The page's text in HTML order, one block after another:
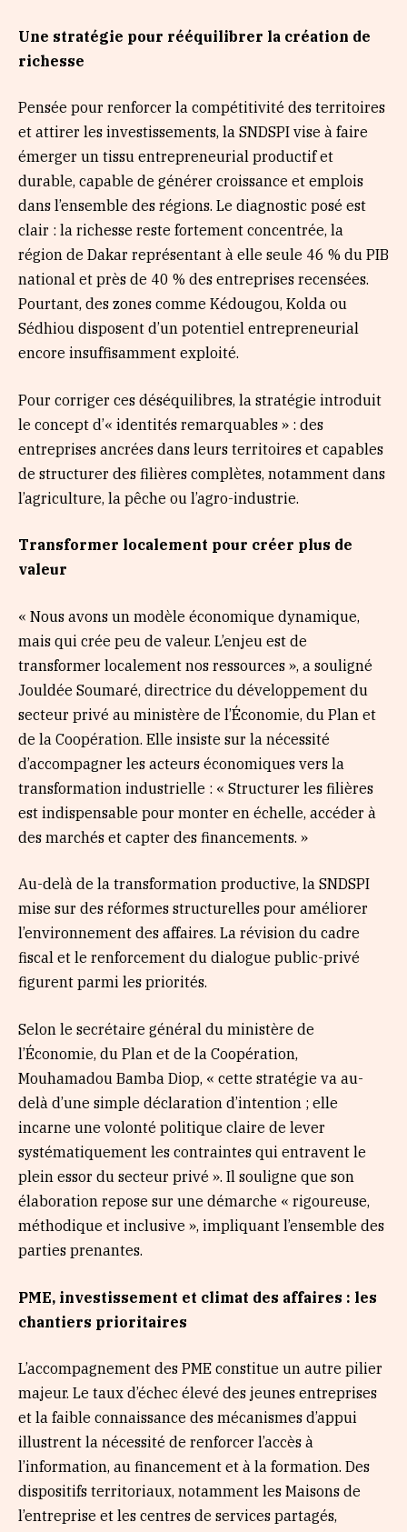
Une stratégie pour rééquilibrer la création de
richesse
Pensée pour renforcer la compétitivité des territoires
et attirer les investissements, la SNDSPI vise à faire
émerger un tissu entrepreneurial productif et
durable, capable de générer croissance et emplois
dans l’ensemble des régions. Le diagnostic posé est
clair : la richesse reste fortement concentrée, la
région de Dakar représentant à elle seule 46 % du PIB
national et près de 40 % des entreprises recensées.
Pourtant, des zones comme Kédougou, Kolda ou
Sédhiou disposent d’un potentiel entrepreneurial
encore insuffisamment exploité.
Pour corriger ces déséquilibres, la stratégie introduit
le concept d’« identités remarquables » : des
entreprises ancrées dans leurs territoires et capables
de structurer des filières complètes, notamment dans
l’agriculture, la pêche ou l’agro-industrie.
Transformer localement pour créer plus de
valeur
« Nous avons un modèle économique dynamique,
mais qui crée peu de valeur. L’enjeu est de
transformer localement nos ressources », a souligné
Jouldée Soumaré, directrice du développement du
secteur privé au ministère de l’Économie, du Plan et
de la Coopération. Elle insiste sur la nécessité
d’accompagner les acteurs économiques vers la
transformation industrielle : « Structurer les filières
est indispensable pour monter en échelle, accéder à
des marchés et capter des financements. »
Au-delà de la transformation productive, la SNDSPI
mise sur des réformes structurelles pour améliorer
l’environnement des affaires. La révision du cadre
fiscal et le renforcement du dialogue public-privé
figurent parmi les priorités.
Selon le secrétaire général du ministère de
l’Économie, du Plan et de la Coopération,
Mouhamadou Bamba Diop, « cette stratégie va au-
delà d’une simple déclaration d’intention ; elle
incarne une volonté politique claire de lever
systématiquement les contraintes qui entravent le
plein essor du secteur privé ». Il souligne que son
élaboration repose sur une démarche « rigoureuse,
méthodique et inclusive », impliquant l’ensemble des
parties prenantes.
PME, investissement et climat des affaires : les
chantiers prioritaires
L’accompagnement des PME constitue un autre pilier
majeur. Le taux d’échec élevé des jeunes entreprises
et la faible connaissance des mécanismes d’appui
illustrent la nécessité de renforcer l’accès à
l’information, au financement et à la formation. Des
dispositifs territoriaux, notamment les Maisons de
l’entreprise et les centres de services partagés,